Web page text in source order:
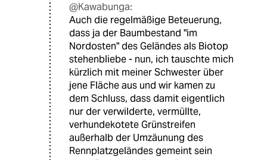
@Kawabunga:
Auch die regelmäßige Beteuerung,
dass ja der Baumbestand "im
Nordosten" des Geländes als Biotop
stehenbliebe - nun, ich tauschte mich
kürzlich mit meiner Schwester über
jene Fläche aus und wir kamen zu
dem Schluss, dass damit eigentlich
nur der verwilderte, vermüllte,
verhundekotete Grünstreifen
außerhalb der Umzäunung des
Rennplatzgeländes gemeint sein